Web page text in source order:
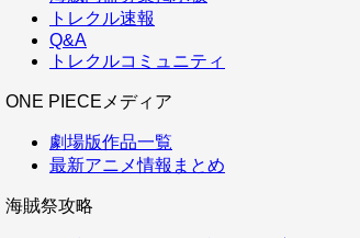
トレクル速報
Q&A
トレクルコミュニティ
ONE PIECEメディア
劇場版作品一覧
最新アニメ情報まとめ
海賊祭攻略